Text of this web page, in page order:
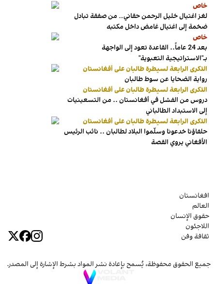
خاص
لغز اغتيال خليل الرحمن حقاني… من صفقة تبادل
ضخمة إلى اغتيال غامض داخل مكتبه
خاص
بعد 24 عاماً.. القاعدة تعود إلى الواجهة
بـ"الاستراتيجية التعبوية"
الذكرى الرابعة لسيطرة طالبان على أفغانستان
رواية الضحايا عن سوط طالبان
الذكرى الرابعة لسيطرة طالبان على أفغانستان
دروس من الفشل في أفغانستان .. من التسعينيات
إلى الاستبداد الطالباني
الذكرى الرابعة لسيطرة طالبان على أفغانستان
حلفاؤنا خدعونا وسلّموا البلاد لطالبان .. نائب الرئيس
الأفغاني يروي القصة
افغانستان
العالم
حقوق الإنسان
اللاجئون
ثقافة وفن
جميع الحقوق محفوظة، يُسمح بإعادة نشر المواد بشرط الإشارة إلى المصدر.